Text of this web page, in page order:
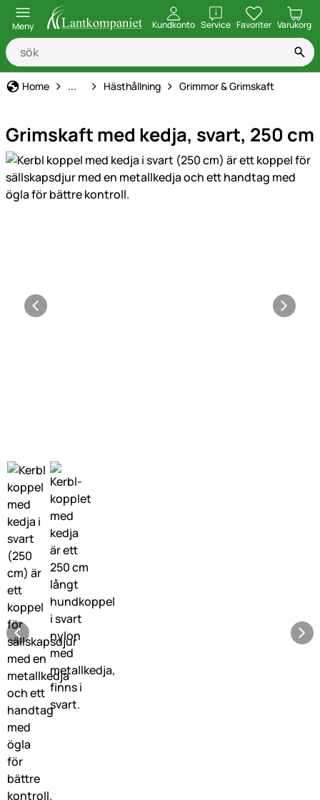
Meny Kundkonto ServiceöppnaFavoriter Varukorg
Home Djurhållning, Utfodring & Vård
... Hästhållning Grimmor & Grimskaft
Grimskaft med kedja, svart, 250 cm
Produktgaleri